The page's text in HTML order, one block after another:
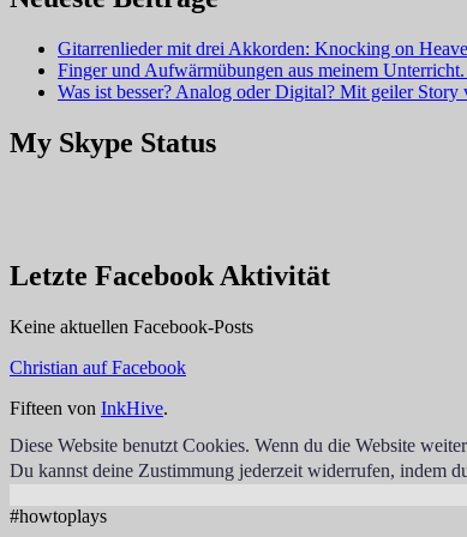
Gitarrenlieder mit drei Akkorden: Knocking on
Finger und Aufwärmübungen aus meinem
Was ist besser? Analog oder Digital? Mit geiler Story
My Skype Status
Letzte Facebook Aktivität
Keine aktuellen Facebook-Posts
Christian auf Facebook
Fifteen von InkHive.
Diese Website benutzt Cookies. Wenn du die Website
Du kannst deine Zustimmung jederzeit widerrufen, indem
#howtoplays